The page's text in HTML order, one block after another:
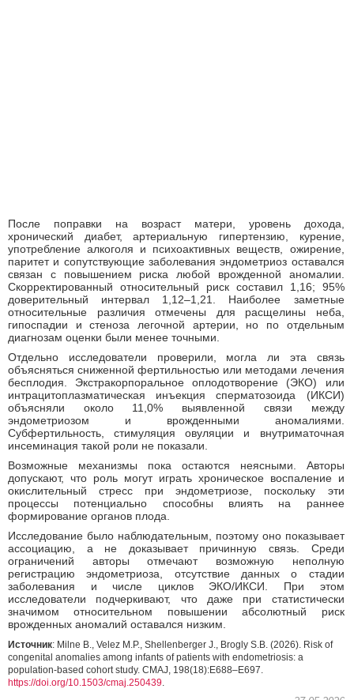
После поправки на возраст матери, уровень дохода,
хронический диабет, артериальную гипертензию, курение,
употребление алкоголя и психоактивных веществ, ожирение,
паритет и сопутствующие заболевания эндометриоз оставался
связан с повышением риска любой врожденной аномалии.
Скорректированный относительный риск составил 1,16; 95%
доверительный интервал 1,12–1,21. Наиболее заметные
относительные различия отмечены для расщелины неба,
гипоспадии и стеноза легочной артерии, но по отдельным
диагнозам оценки были менее точными.
Отдельно исследователи проверили, могла ли эта связь
объясняться сниженной фертильностью или методами лечения
бесплодия. Экстракорпоральное оплодотворение (ЭКО) или
интрацитоплазматическая инъекция сперматозоида (ИКСИ)
объясняли около 11,0% выявленной связи между
эндометриозом и врожденными аномалиями.
Субфертильность, стимуляция овуляции и внутриматочная
инсеминация такой роли не показали.
Возможные механизмы пока остаются неясными. Авторы
допускают, что роль могут играть хроническое воспаление и
окислительный стресс при эндометриозе, поскольку эти
процессы потенциально способны влиять на раннее
формирование органов плода.
Исследование было наблюдательным, поэтому оно показывает
ассоциацию, а не доказывает причинную связь. Среди
ограничений авторы отмечают возможную неполную
регистрацию эндометриоза, отсутствие данных о стадии
заболевания и числе циклов ЭКО/ИКСИ. При этом
исследователи подчеркивают, что даже при статистически
значимом относительном повышении абсолютный риск
врожденных аномалий оставался низким.
Источник: Milne B., Velez M.P., Shellenberger J., Brogly S.B. (2026). Risk of
congenital anomalies among infants of patients with endometriosis: a
population-based cohort study. CMAJ, 198(18):E688–E697.
https://doi.org/10.1503/cmaj.250439.